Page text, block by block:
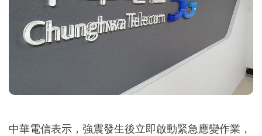
中華電信表示，強震發生後立即啟動緊急應變作業，